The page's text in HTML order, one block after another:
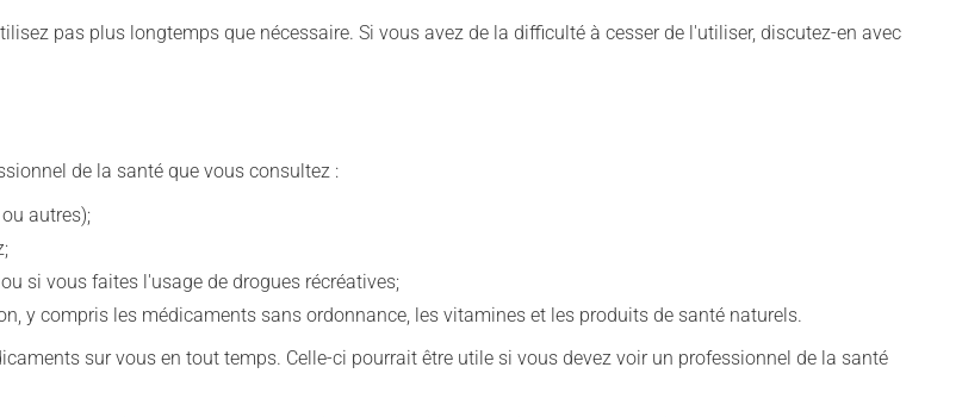
pas plus longtemps que nécessaire. Si vous avez de la difficulté à cesser de l'utiliser, discutez-en avec
de la santé que vous consultez :
autres);
si vous faites l'usage de drogues récréatives;
y compris les médicaments sans ordonnance, les vitamines et les produits de santé naturels.
sur vous en tout temps. Celle-ci pourrait être utile si vous devez voir un professionnel de la santé